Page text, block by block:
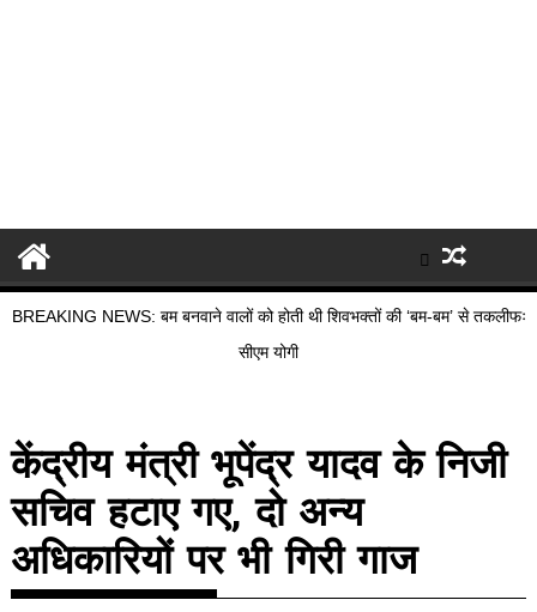
BREAKING NEWS: बम बनवाने वालों को होती थी शिवभक्तों की ‘बम-बम’ से तकलीफः
सीएम योगी
केंद्रीय मंत्री भूपेंद्र यादव के निजी
सचिव हटाए गए, दो अन्य
अधिकारियों पर भी गिरी गाज